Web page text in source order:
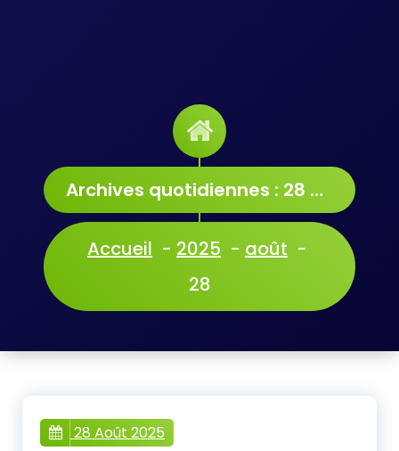
Archives quotidiennes : 28 août 2025
Accueil - 2025 - août -
28
28 Août 2025